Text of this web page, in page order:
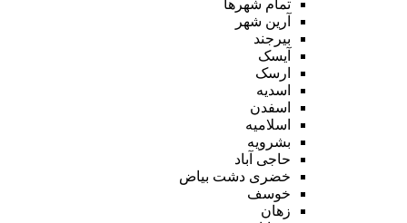
تمام شهر‌ها
آرین شهر
بیرجند
آیسک
ارسک
اسدیه
اسفدن
اسلامیه
بشرویه
حاجی آباد
خضری دشت بیاض
خوسف
زهان